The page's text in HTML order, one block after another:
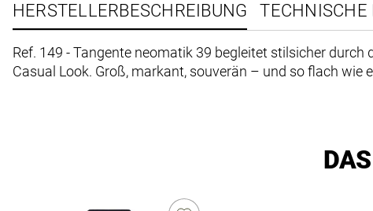
HERSTELLERBESCHREIBUNG TECHNISCHE
Ref. 149 - Tangente neomatik 39 begleitet stilsicher
Casual Look. Groß, markant, souverän – und so flach